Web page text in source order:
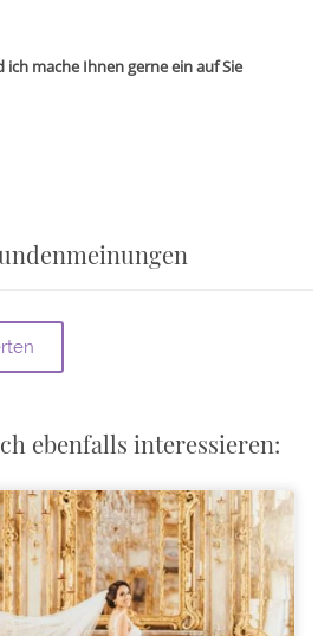
mache Ihnen gerne ein auf Sie
ebenfalls interessieren: